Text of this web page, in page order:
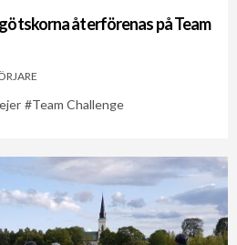
återförenas på Team
Team Challenge